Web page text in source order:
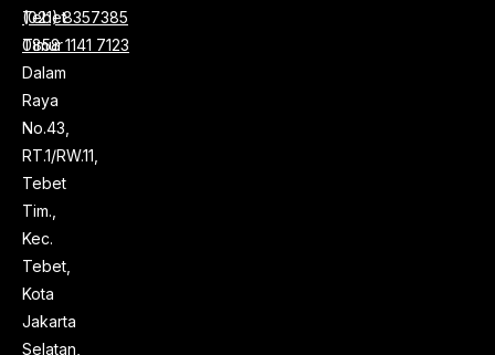
Tebet
Timur
Dalam
Raya
No.43,
RT.1/RW.11,
Tebet
Tim.,
Kec.
Tebet,
Kota
Jakarta
Selatan,
(021) 8357385
0858 1141 7123